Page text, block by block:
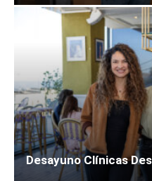
Desayuno Clínicas